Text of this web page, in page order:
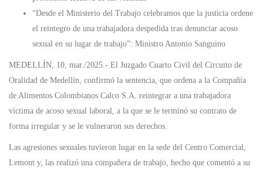
“Desde el Ministerio del Trabajo celebramos que la justicia ordene
el reintegro de una trabajadora despedida tras denunciar acoso
sexual en su lugar de trabajo”: Ministro Antonio Sanguino
MEDELLÍN, 10, mar./2025.- El Juzgado Cuarto Civil del Circuito de
Oralidad de Medellín, confirmó la sentencia, que ordena a la Compañía
de Alimentos Colombianos Calco S.A. reintegrar a una trabajadora
víctima de acoso sexual laboral, a la que se le terminó su contrato de
forma irregular y se le vulneraron sus derechos.
Las agresiones sexuales tuvieron lugar en la sede del Centro Comercial,
Lemont y, las realizó una compañera de trabajo, hecho que comentó a su